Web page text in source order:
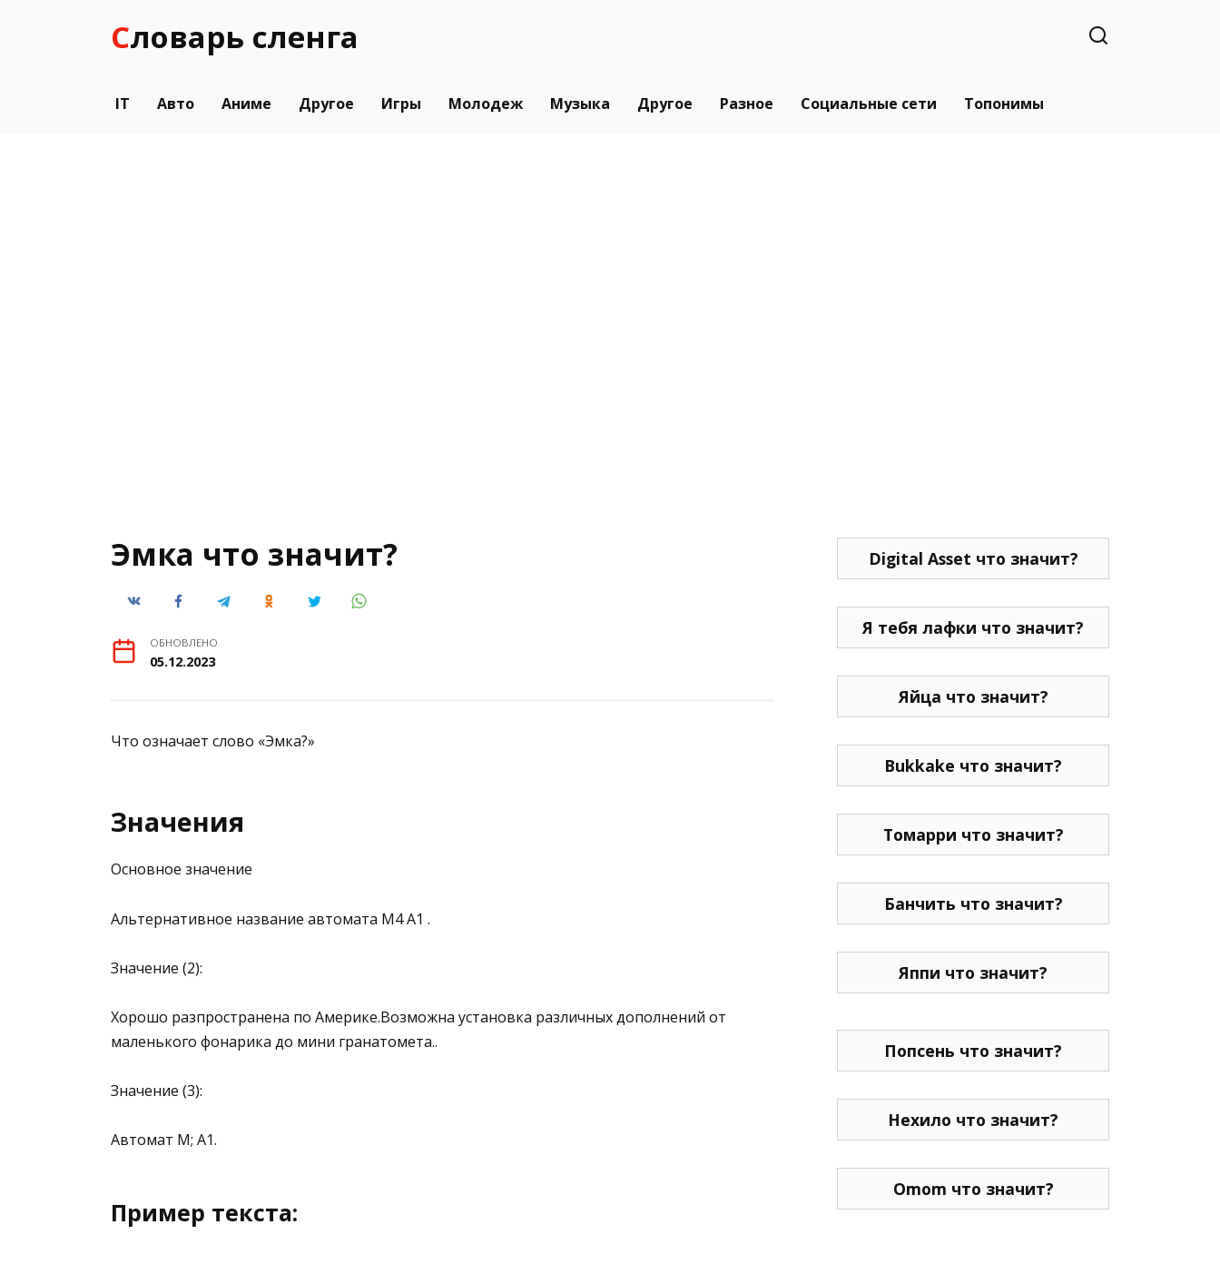
Словарь сленга
IT Авто Аниме Другое Игры Молодеж Музыка Другое Разное Социальные сети Топонимы
Эмка что значит?
ОБНОВЛЕНО
05.12.2023
Что означает слово «Эмка?»
Значения
Основное значение
Альтернативное название автомата М4 А1 .
Значение (2):
Хорошо разпространена по Америке.Возможна установка различных дополнений от
маленького фонарика до мини гранатомета..
Значение (3):
Автомат М; А1.
Пример текста:
Digital Asset что значит?
Я тебя лафки что значит?
Яйца что значит?
Bukkake что значит?
Томарри что значит?
Банчить что значит?
Яппи что значит?
Попсень что значит?
Нехило что значит?
Omom что значит?